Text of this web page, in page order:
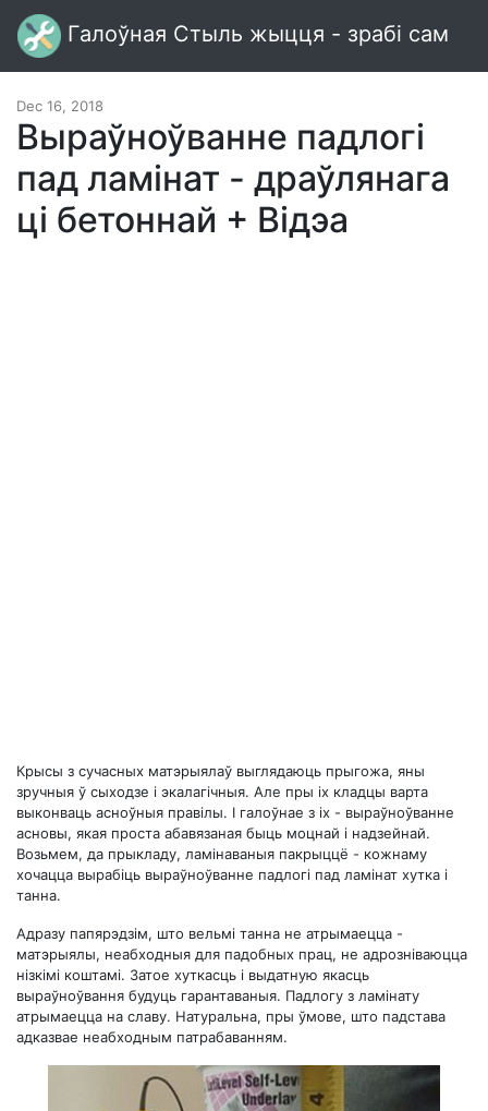
Галоўная Стыль жыцця - зрабі сам
Dec 16, 2018
Выраўноўванне падлогі
пад ламінат - драўлянага
ці бетоннай + Відэа
Крысы з сучасных матэрыялаў выглядаюць прыгожа, яны
зручныя ў сыходзе і экалагічныя. Але пры іх кладцы варта
выконваць асноўныя правілы. І галоўнае з іх - выраўноўванне
асновы, якая проста абавязаная быць моцнай і надзейнай.
Возьмем, да прыкладу, ламінаваныя пакрыццё - кожнаму
хочацца вырабіць выраўноўванне падлогі пад ламінат хутка і
танна.
Адразу папярэдзім, што вельмі танна не атрымаецца -
матэрыялы, неабходныя для падобных прац, не адрозніваюцца
нізкімі коштамі. Затое хуткасць і выдатную якасць
выраўноўвання будуць гарантаваныя. Падлогу з ламінату
атрымаецца на славу. Натуральна, пры ўмове, што падстава
адказвае неабходным патрабаванням.